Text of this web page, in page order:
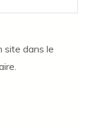
site dans le